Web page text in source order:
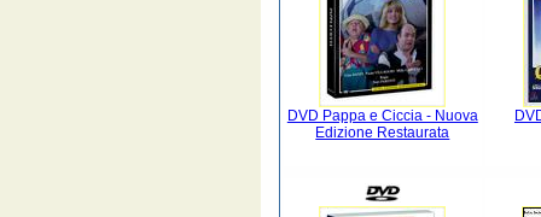
DVD Pappa e Ciccia - Nuova
Edizione Restaurata